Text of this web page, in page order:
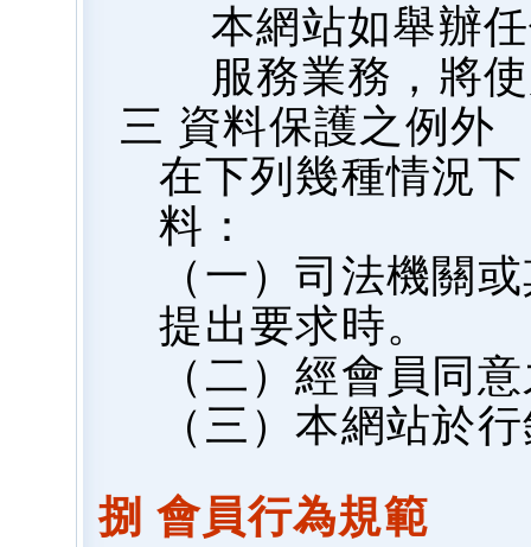
本網站如舉辦
服務業務，將
三 資料保護之例外
在下列幾種情況
料：
（一）司法機關
提出要求時。
（二）經會員同
（三）本網站於
捌 會員行為規範